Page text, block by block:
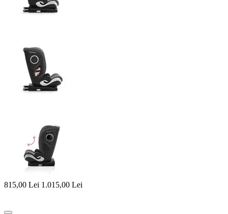
815,00 Lei 1.015,00 Lei